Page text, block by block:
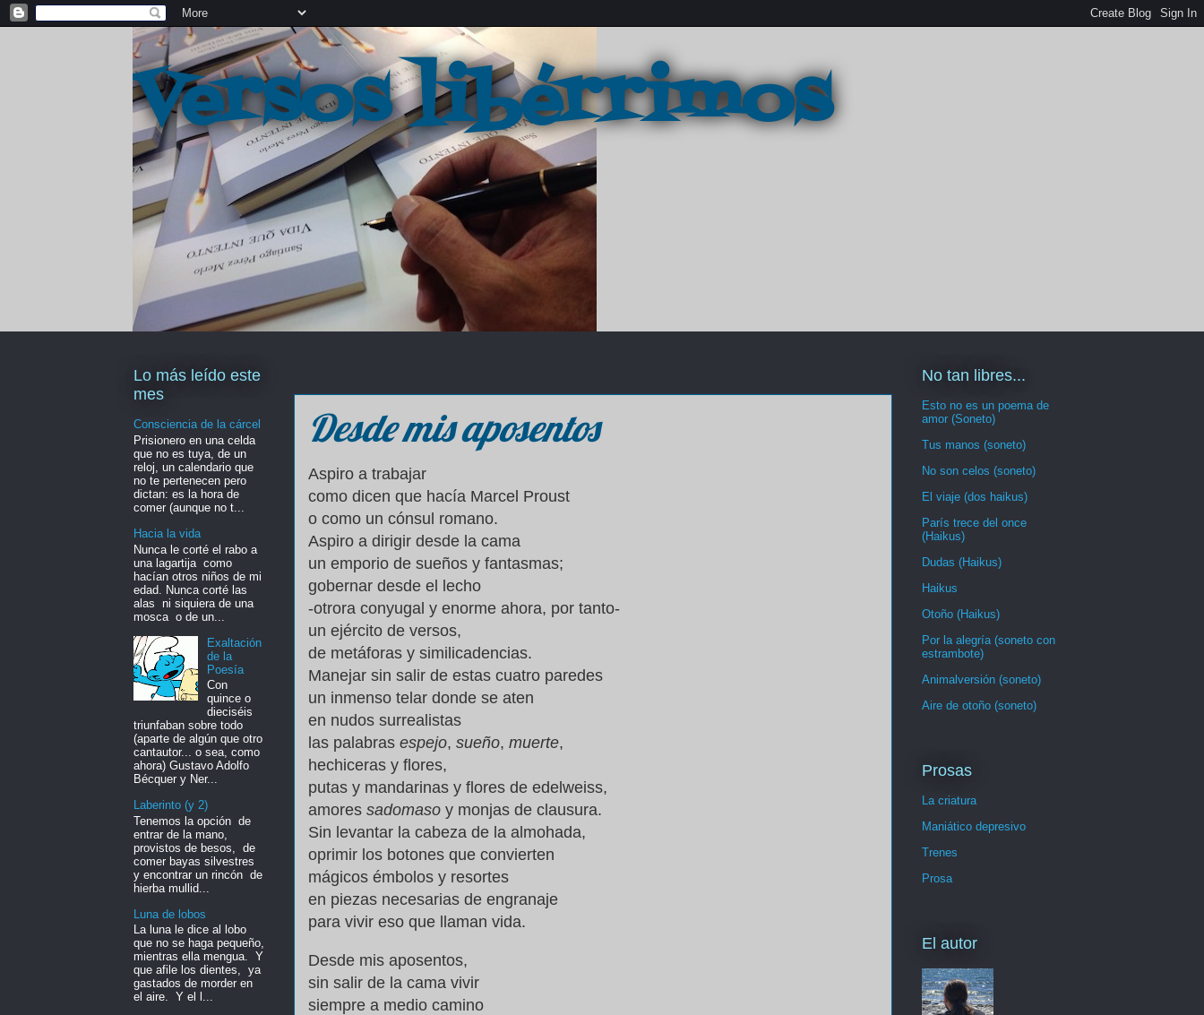
Versos libérrimos
Desde mis aposentos
Aspiro a trabajar
como dicen que hacía Marcel Proust
o como un cónsul romano.
Aspiro a dirigir desde la cama
un emporio de sueños y fantasmas;
gobernar desde el lecho
-otrora conyugal y enorme ahora, por tanto-
un ejército de versos,
de metáforas y similicadencias.
Manejar sin salir de estas cuatro paredes
un inmenso telar donde se aten
en nudos surrealistas
las palabras espejo, sueño, muerte,
hechiceras y flores,
putas y mandarinas y flores de edelweiss,
amores sadomaso y monjas de clausura.
Sin levantar la cabeza de la almohada,
oprimir los botones que convierten
mágicos émbolos y resortes
en piezas necesarias de engranaje
para vivir eso que llaman vida.
Desde mis aposentos,
sin salir de la cama vivir
siempre a medio camino
Lo más leído este
mes
Consciencia de la cárcel
Prisionero en una celda
que no es tuya, de un
reloj, un calendario que
no te pertenecen pero
dictan: es la hora de
comer (aunque no t...
Hacia la vida
Nunca le corté el rabo a
una lagartija como
hacían otros niños de mi
edad. Nunca corté las
alas ni siquiera de una
mosca o de un...
Exaltación
de la
Poesía
Con
quince o
dieciséis
triunfaban sobre todo
(aparte de algún que otro
cantautor... o sea, como
ahora) Gustavo Adolfo
Bécquer y Ner...
Laberinto (y 2)
Tenemos la opción de
entrar de la mano,
provistos de besos, de
comer bayas silvestres
y encontrar un rincón de
hierba mullid...
Luna de lobos
La luna le dice al lobo
que no se haga pequeño,
mientras ella mengua. Y
que afile los dientes, ya
gastados de morder en
el aire. Y el l...
No tan libres...
Esto no es un poema de
amor (Soneto)
Tus manos (soneto)
No son celos (soneto)
El viaje (dos haikus)
París trece del once
(Haikus)
Dudas (Haikus)
Haikus
Otoño (Haikus)
Por la alegría (soneto con
estrambote)
Animalversión (soneto)
Aire de otoño (soneto)
Prosas
La criatura
Maniático depresivo
Trenes
Prosa
El autor